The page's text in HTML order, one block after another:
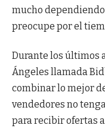
mucho dependiendo
preocupe por el
Durante los últimos
Ángeles llamada
combinar lo mejor
vendedores no
para recibir ofertas